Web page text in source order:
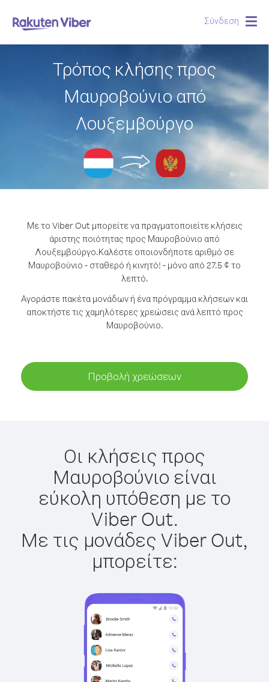
Σύνδεση
Τρόπος κλήσης προς
Μαυροβούνιο από
Λουξεμβούργο
Με το Viber Out μπορείτε να πραγματοποιείτε κλήσεις
άριστης ποιότητας προς Μαυροβούνιο από
Λουξεμβούργο.Καλέστε οποιονδήποτε αριθμό σε
Μαυροβούνιο - σταθερό ή κινητό! - μόνο από 27.5 ¢ το
λεπτό.
Αγοράστε πακέτα μονάδων ή ένα πρόγραμμα κλήσεων και
αποκτήστε τις χαμηλότερες χρεώσεις ανά λεπτό προς
Μαυροβούνιο.
Προβολή χρεώσεων
Οι κλήσεις προς
Μαυροβούνιο είναι
εύκολη υπόθεση με το
Viber Out.
Με τις μονάδες Viber Out,
μπορείτε: